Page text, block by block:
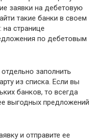
заявки на дебетовую
такие банки в своем
странице
по дебетовым
заполнить
из списка. Если вы
банков, то всегда
выгодных предложений
и отправите ее